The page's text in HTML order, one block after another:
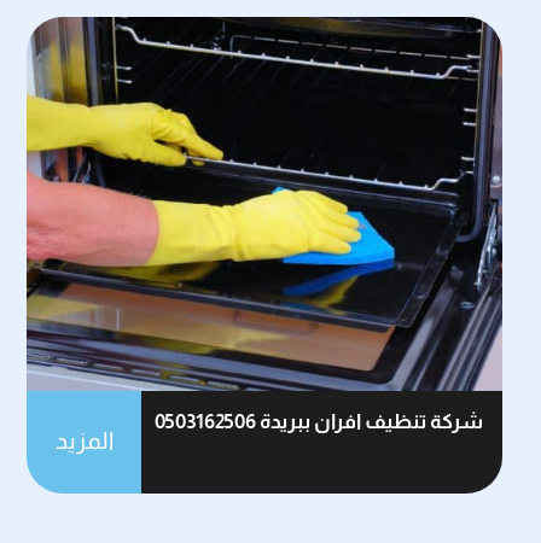
شركة تنظيف افران ببريدة 0503162506
المزيد